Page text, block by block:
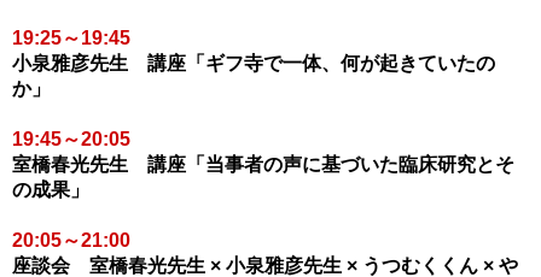
19:25～19:45
小泉雅彦先生 講座 「ギフ寺で一体、何が起きていたの
か」
19:45～20:05
室橋春光先生 講座 「当事者の声に基づいた臨床研究とそ
の成果」
20:05～21:00
座談会 室橋春光先生 × 小泉雅彦先生 × うつむくくん × や